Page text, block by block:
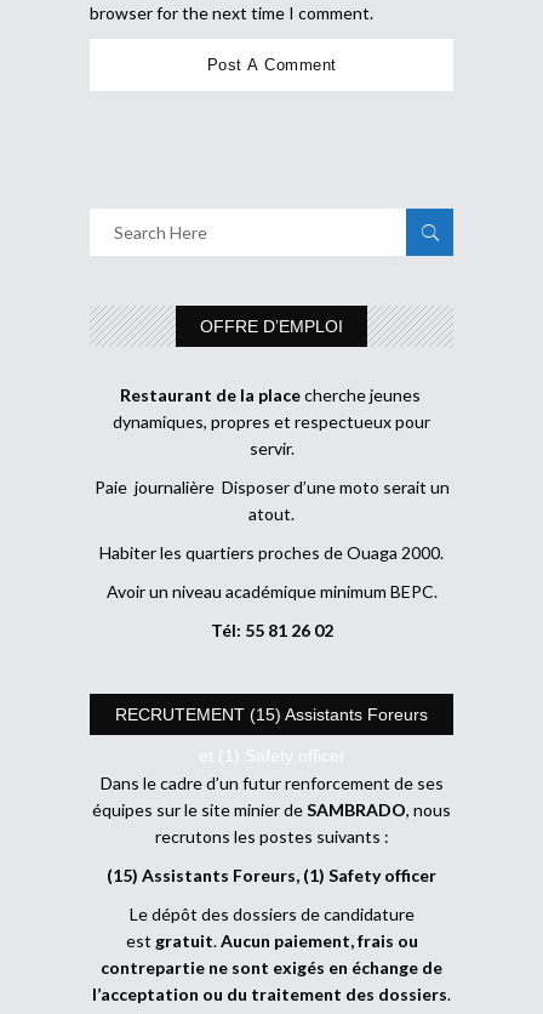
browser for the next time I comment.
OFFRE D’EMPLOI
Restaurant de la placecherche jeunes
dynamiques, propres et respectueux pour
servir.
Paie journalière Disposer d’une moto serait un
atout.
Habiter les quartiers proches de Ouaga 2000.
Avoir un niveau académique minimum BEPC.
Tél: 55 81 26 02
RECRUTEMENT (15) Assistants Foreurs
et (1) Safety officer
Dans le cadre d’un futur renforcement de ses
équipes sur le site minier deSAMBRADO, nous
recrutons les postes suivants :
(15) Assistants Foreurs, (1) Safety officer
Le dépôt des dossiers de candidature
est gratuit.Aucun paiement, frais ou
contrepartie ne sont exigés en échange de
l’acceptation ou du traitement des dossiers.